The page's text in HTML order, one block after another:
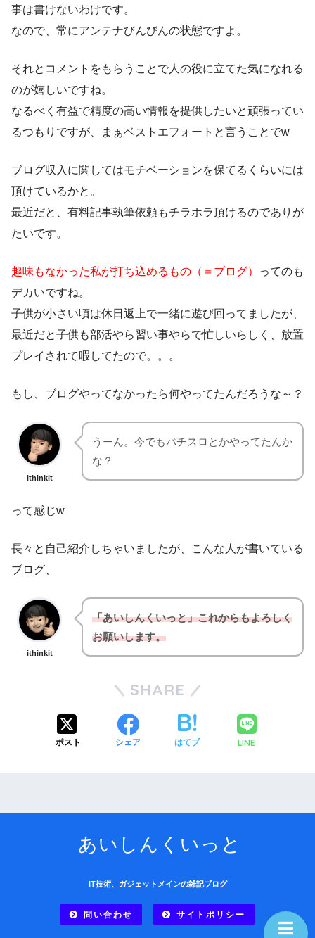
事は書けないわけです。
なので、常にアンテナびんびんの状態ですよ。
それとコメントをもらうことで人の役に立てた気になれる
のが嬉しいですね。
なるべく有益で精度の高い情報を提供したいと頑張ってい
るつもりですが、まぁベストエフォートと言うことでw
ブログ収入に関してはモチベーションを保てるくらいには
頂けているかと。
最近だと、有料記事執筆依頼もチラホラ頂けるのでありが
たいです。
趣味もなかった私が打ち込めるもの（＝ブログ）
ってのも
デカいですね。
子供が小さい頃は休日返上で一緒に遊び回ってましたが、
最近だと子供も部活やら習い事やらで忙しいらしく、放置
プレイされて暇してたので。。。
もし、ブログやってなかったら何やってたんだろうな～？
ithinkit
うーん。今でもパチスロとかやってたんか
な？
って感じw
長々と自己紹介しちゃいましたが、こんな人が書いている
ブログ、
ithinkit
「あいしんくいっと」これからもよろしく
お願いします。
SHARE
ポスト シェア はてブ LINE
あいしんくいっと
IT技術、ガジェットメインの雑記ブログ
問い合わせ サイトポリシー